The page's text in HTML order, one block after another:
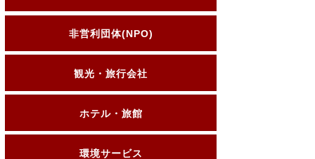
非営利団体(NPO)
観光・旅行会社
ホテル・旅館
環境サービス